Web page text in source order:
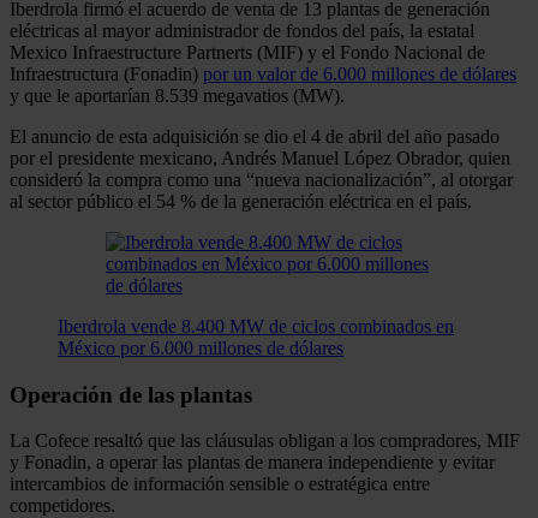
Iberdrola firmó el acuerdo de venta de 13 plantas de generación
eléctricas al mayor administrador de fondos del país, la estatal
Mexico Infraestructure Partnerts (MIF) y el Fondo Nacional de
Infraestructura (Fonadin) por un valor de 6.000 millones de dólares
y que le aportarían 8.539 megavatios (MW).
El anuncio de esta adquisición se dio el 4 de abril del año pasado
por el presidente mexicano, Andrés Manuel López Obrador, quien
consideró la compra como una “nueva nacionalización”, al otorgar
al sector público el 54 % de la generación eléctrica en el país.
Iberdrola vende 8.400 MW de ciclos combinados en
México por 6.000 millones de dólares
Operación de las plantas
La Cofece resaltó que las cláusulas obligan a los compradores, MIF
y Fonadin, a operar las plantas de manera independiente y evitar
intercambios de información sensible o estratégica entre
competidores.